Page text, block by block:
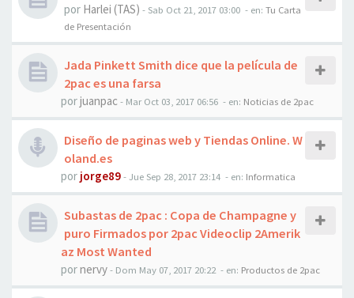
por Harlei (TAS) - Sab Oct 21, 2017 03:00 - en: Tu Carta
de Presentación
Jada Pinkett Smith dice que la película de
2pac es una farsa
porjuanpac- Mar Oct 03, 2017 06:56 - en: Noticias de 2pac
Diseño de paginas web y Tiendas Online. W
oland.es
por jorge89-Jue Sep 28, 2017 23:14 - en: Informatica
Subastas de 2pac : Copa de Champagne y
puro Firmados por 2pac Videoclip 2Amerik
az Most Wanted
pornervy- Dom May 07, 2017 20:22 - en: Productos de 2pac